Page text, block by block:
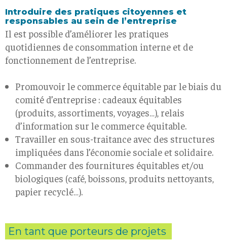
Introduire des pratiques citoyennes et
responsables au sein de l’entreprise
Il est possible d’améliorer les pratiques
quotidiennes de consommation interne et de
fonctionnement de l’entreprise.
Promouvoir le commerce équitable par le biais du
comité d’entreprise : cadeaux équitables
(produits, assortiments, voyages…), relais
d’information sur le commerce équitable.
Travailler en sous-traitance avec des structures
impliquées dans l’économie sociale et solidaire.
Commander des fournitures équitables et/ou
biologiques (café, boissons, produits nettoyants,
papier recyclé…).
En tant que porteurs de projets